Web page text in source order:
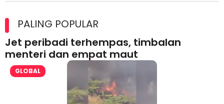
lesen separuh pertama 2026
PALING POPULAR
Jet peribadi terhempas, timbalan
menteri dan empat maut
GLOBAL